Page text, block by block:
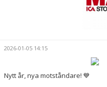
STORA LOPPISDAGEN
2026-01-05 14:15
Nytt år, nya motståndare! 💙